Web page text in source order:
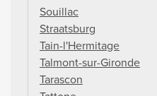
Souillac
Straatsburg
Tain-l'Hermitage
Talmont-sur-Gironde
Tarascon